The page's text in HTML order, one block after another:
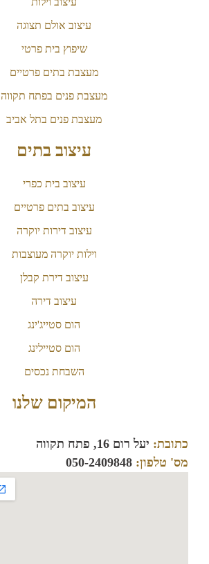
עיצוב אולם תצוגה
שיפוץ בית פרטי
מעצבת בתים פרטיים
מעצבת פנים בפתח תקווה
מעצבת פנים בתל אביב
עיצוב בתים
עיצוב בית כפרי
עיצוב בתים פרטיים
עיצוב דירות יוקרה
וילות יוקרה מעוצבות
עיצוב דירת קבלן
עיצוב דירה
הום סטייג'ינג
הום סטיילינג
השבחת נכסים
המיקום שלנו
כתובת: יעל רום 16, פתח תקווה
מס' טלפון: 050-2409848